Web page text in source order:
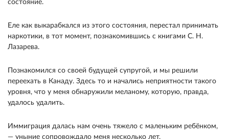
состояние.
Еле как выкарабкался из этого состояния, перестал принимать
наркотики, в тот момент, познакомившись с книгами С. Н.
Лазарева.
Познакомился со своей будущей супругой, и мы решили
переехать в Канаду. Здесь то и начались неприятности такого
уровня, что у меня обнаружили меланому, которую, правда,
удалось удалить.
Иммиграция далась нам очень тяжело с маленьким ребёнком,
— уныние сопровождало меня несколько лет.